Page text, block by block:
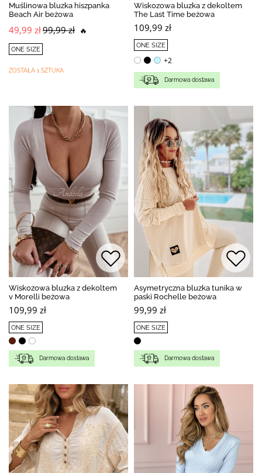
Muślinowa bluzka hiszpanka
Beach Air beżowa
49,99 zł99,99 zł 🔥
ONE SIZE
ZOSTAŁA 1 SZTUKA
Wiskozowa bluzka z dekoltem
The Last Time beżowa
109,99 zł
ONE SIZE
+2
Darmowa dostawa
Wiskozowa bluzka z dekoltem
v Morelli beżowa
109,99 zł
ONE SIZE
Darmowa dostawa
Asymetryczna bluzka tunika w
paski Rochelle beżowa
99,99 zł
ONE SIZE
Darmowa dostawa